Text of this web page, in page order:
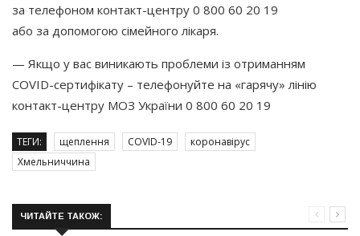
за телефоном контакт-центру 0 800 60 20 19
або за допомогою сімейного лікаря.
— Якщо у вас виникають проблеми із отриманням
COVID-сертифікату – телефонуйте на «гарячу» лінію
контакт-центру МОЗ України 0 800 60 20 19
ТЕГИ: щеплення COVID-19
коронавірус
Хмельниччина
ЧИТАЙТЕ ТАКОЖ: